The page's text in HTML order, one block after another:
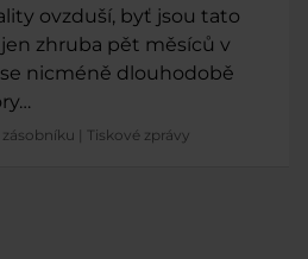
ovzduší, byť jsou tato
zhruba pět měsíců v
nicméně dlouhodobě
| Tiskové zprávy